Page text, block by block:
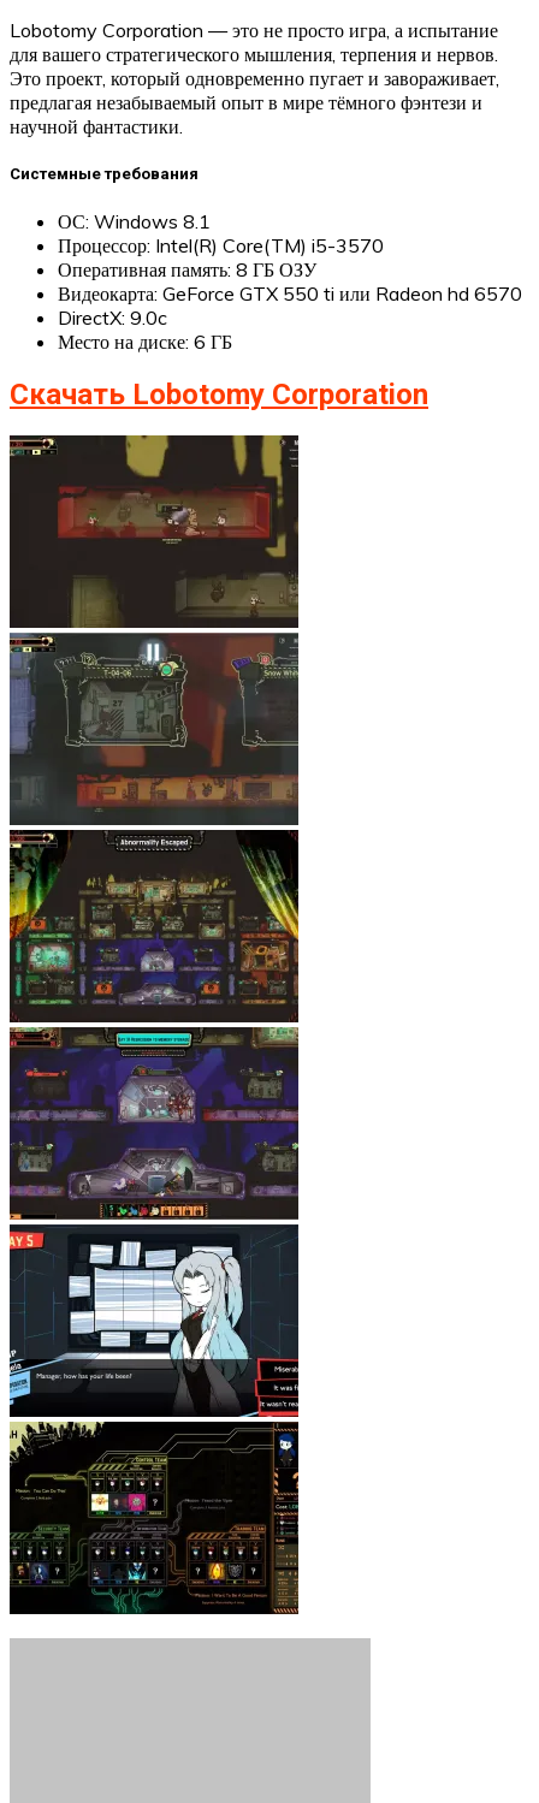
Lobotomy Corporation — это не просто игра, а испытание
для вашего стратегического мышления, терпения и нервов.
Это проект, который одновременно пугает и завораживает,
предлагая незабываемый опыт в мире тёмного фэнтези и
научной фантастики.
Системные требования
ОС: Windows 8.1
Процессор: Intel(R) Core(TM) i5-3570
Оперативная память: 8 ГБ ОЗУ
Видеокарта: GeForce GTX 550 ti или Radeon hd 6570
DirectX: 9.0c
Место на диске: 6 ГБ
Скачать Lobotomy Corporation